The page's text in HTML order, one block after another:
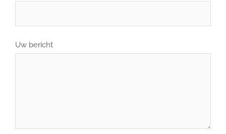
Uw bericht